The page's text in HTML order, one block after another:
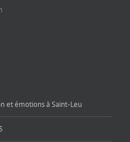
et émotions à Saint-Leu